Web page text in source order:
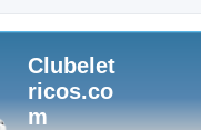
Clubelet
ricos.co
m